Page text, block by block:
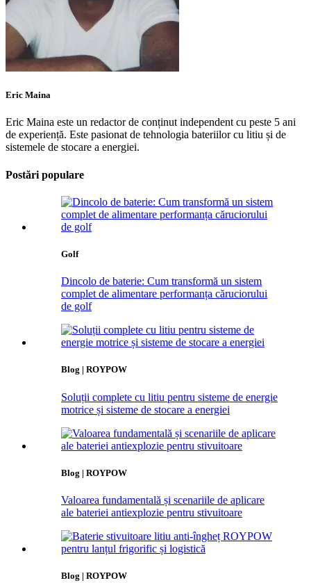
Eric Maina
Eric Maina este un redactor de conținut independent cu peste 5 ani
de experiență. Este pasionat de tehnologia bateriilor cu litiu și de
sistemele de stocare a energiei.
Postări populare
Golf
Dincolo de baterie: Cum transformă un sistem
complet de alimentare performanța căruciorului
de golf
Blog | ROYPOW
Soluții complete cu litiu pentru sisteme de energie
motrice și sisteme de stocare a energiei
Blog | ROYPOW
Valoarea fundamentală și scenariile de aplicare
ale bateriei antiexplozie pentru stivuitoare
Blog | ROYPOW